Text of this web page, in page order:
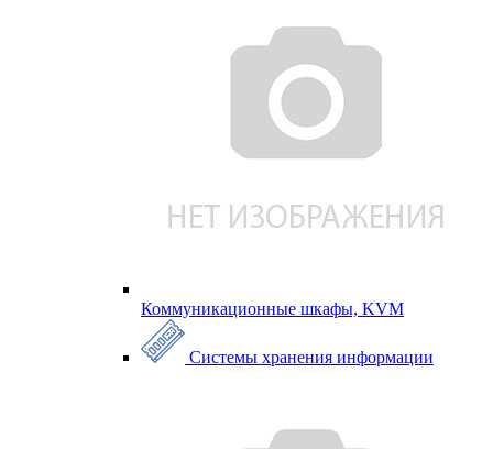
Коммуникационные шкафы, KVM
Системы хранения информации